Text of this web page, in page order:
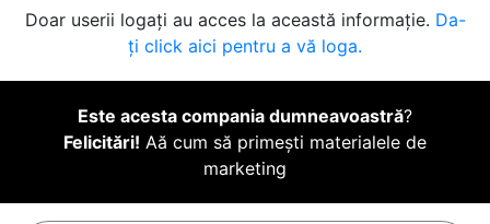
Doar userii logați au acces la această informație. Da-
ți click aici pentru a vă loga.
Este acesta compania dumneavoastră?
Felicitări! Aă cum să primești materialele de
marketing